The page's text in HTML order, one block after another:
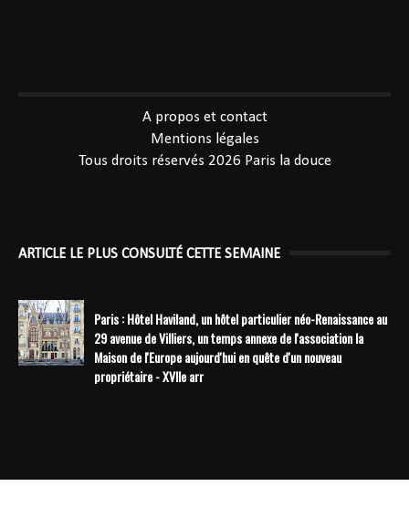
A propos et contact
Mentions légales
Tous droits réservés 2026 Paris la douce
ARTICLE LE PLUS CONSULTÉ CETTE SEMAINE
Paris : Hôtel Haviland, un hôtel particulier néo-Renaissance au
29 avenue de Villiers, un temps annexe de l'association la
Maison de l'Europe aujourd'hui en quête d'un nouveau
propriétaire - XVIIe arr